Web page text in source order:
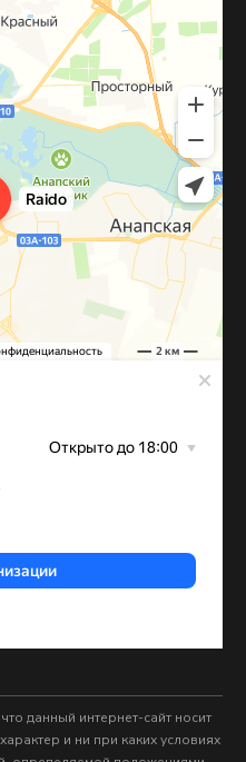
данный интернет-сайт носит
и ни при каких условиях